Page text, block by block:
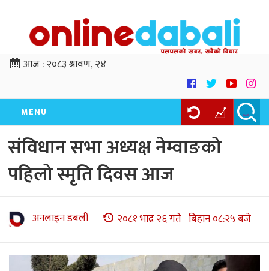
आज :२०८३ श्रावण, २४
MENU
संविधान सभा अध्यक्ष नेम्वाङको
पहिलो स्मृति दिवस आज
अनलाइन डबली २०८१ भाद्र २६ गते बिहान ०८:२५ बजे